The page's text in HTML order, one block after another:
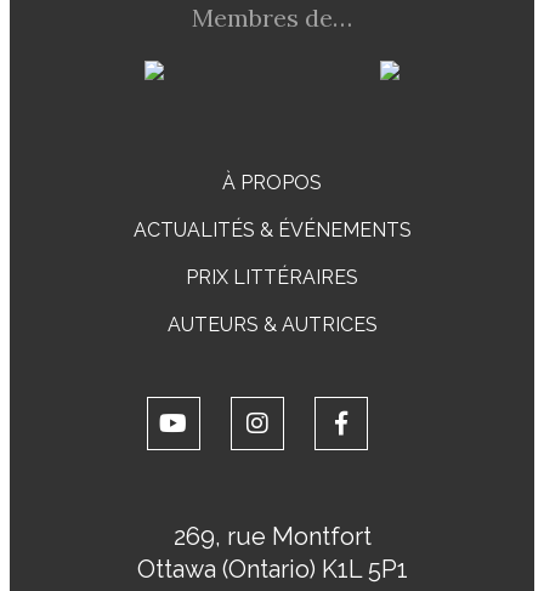
Membres de…
À PROPOS
ACTUALITÉS & ÉVÉNEMENTS
PRIX LITTÉRAIRES
AUTEURS & AUTRICES
269, rue Montfort
Ottawa (Ontario) K1L 5P1